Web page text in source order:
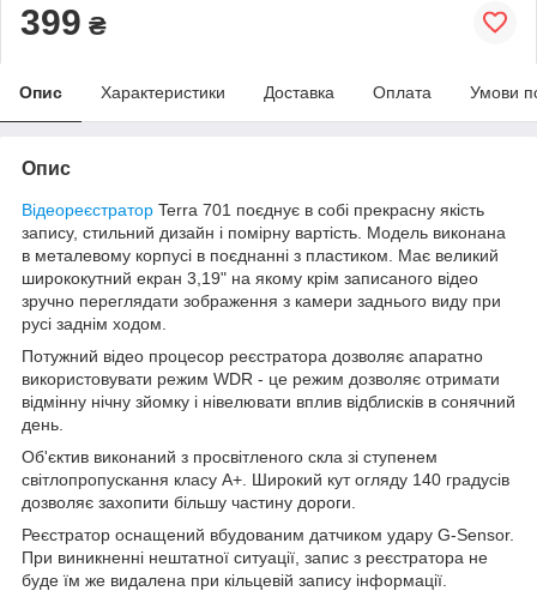
399 ₴
Опис Характеристики Доставка Оплата Умови
Опис
Відеореєстратор Terra 701 поєднує в собі прекрасну якість
запису, стильний дизайн і помірну вартість. Модель виконана
в металевому корпусі в поєднанні з пластиком. Має великий
ширококутний екран 3,19" на якому крім записаного відео
зручно переглядати зображення з камери заднього виду при
русі заднім ходом.
Потужний відео процесор реєстратора дозволяє апаратно
використовувати режим WDR - це режим дозволяє отримати
відмінну нічну зйомку і нівелювати вплив відблисків в сонячний
день.
Об'єктив виконаний з просвітленого скла зі ступенем
світлопропускання класу А+. Широкий кут огляду 140 градусів
дозволяє захопити більшу частину дороги.
Реєстратор оснащений вбудованим датчиком удару G-Sensor.
При виникненні нештатної ситуації, запис з реєстратора не
буде їм же видалена при кільцевій запису інформації.